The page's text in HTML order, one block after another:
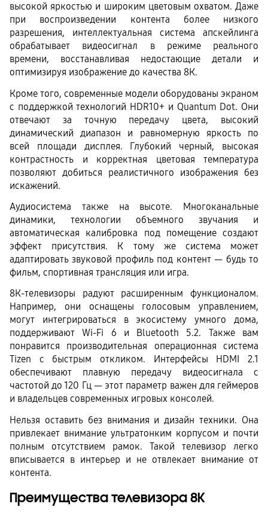
высокой яркостью и широким цветовым охватом. Даже
при воспроизведении контента более низкого
разрешения, интеллектуальная система апскейлинга
обрабатывает видеосигнал в режиме реального
времени, восстанавливая недостающие детали и
оптимизируя изображение до качества 8К.
Кроме того, современные модели оборудованы экраном
с поддержкой технологий HDR10+ и Quantum Dot. Они
отвечают за точную передачу цвета, высокий
динамический диапазон и равномерную яркость по
всей площади дисплея. Глубокий черный, высокая
контрастность и корректная цветовая температура
позволяют добиться реалистичного изображения без
искажений.
Аудиосистема также на высоте. Многоканальные
динамики, технологии объемного звучания и
автоматическая калибровка под помещение создают
эффект присутствия. К тому же система может
адаптировать звуковой профиль под контент — будь то
фильм, спортивная трансляция или игра.
8К-телевизоры радуют расширенным функционалом.
Например, они оснащены голосовым управлением,
могут интегрироваться в экосистему умного дома,
поддерживают Wi-Fi 6 и Bluetooth 5.2. Также вам
понравится производительная операционная система
Tizen с быстрым откликом. Интерфейсы HDMI 2.1
обеспечивают плавную передачу видеосигнала с
частотой до 120 Гц — этот параметр важен для геймеров
и владельцев современных игровых консолей.
Нельзя оставить без внимания и дизайн техники. Она
привлекает внимание ультратонким корпусом и почти
полным отсутствием рамок. Такой телевизор легко
вписывается в интерьер и не отвлекает внимание от
контента.
Преимущества телевизора 8К